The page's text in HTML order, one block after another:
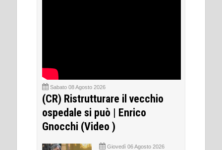
Sabato 08 Agosto 2026
(CR) Ristrutturare il vecchio
ospedale si può | Enrico
Gnocchi (Video )
Giovedì 06 Agosto 2026